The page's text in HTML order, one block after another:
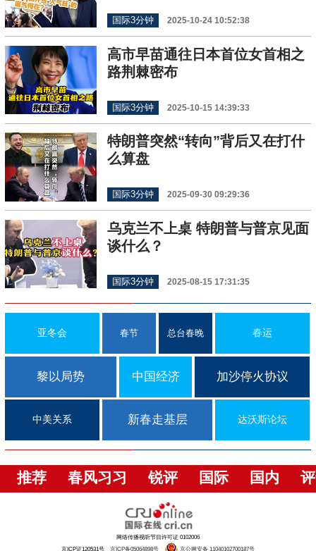
国际3分钟 2025-10-24 10:52:38
高市早苗通往日本首位女首相之
路荆棘密布
国际3分钟 2025-10-15 14:39:33
特朗普突然“转向”背后又在打什
么算盘
国际3分钟 2025-09-30 09:29:36
乌克兰不上桌 特朗普与普京见面
谈什么？
国际3分钟 2025-08-15 17:31:35
亚冬会 春节 总台春晚 春运
黎以局势 中国经济 加沙停火协议
中美关系 新春走基层 达沃斯论坛
推荐 春风习习 锐评 国际 国内
网络传播视听节目许可证 0102006
京ICP证120531号 京ICP备05064898号 京公网安备 11040102700187号